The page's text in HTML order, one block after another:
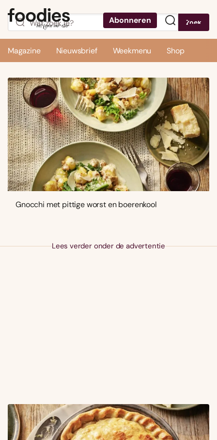
Abonneren Zoek
Magazine Nieuwsbrief Weekmenu Shop
Gnocchi met pittige worst en boerenkool
Lees verder onder de advertentie